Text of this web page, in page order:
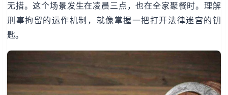
无措。这个场景发生在凌晨三点，也在全家聚餐时。理解
刑事拘留的运作机制，就像掌握一把打开法律迷宫的钥
匙。